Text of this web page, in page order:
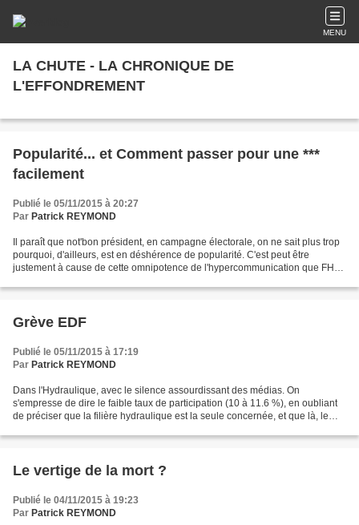
MENU
LA CHUTE - LA CHRONIQUE DE
L'EFFONDREMENT
Popularité... et Comment passer pour une ***
facilement
Publié le 05/11/2015 à 20:27
Par Patrick REYMOND
Il paraît que not'bon président, en campagne électorale, on ne sait plus trop
pourquoi, d'ailleurs, est en déshérence de popularité. C'est peut être
justement à cause de cette omnipotence de l'hypercommunication que FH
Grève EDF
Publié le 05/11/2015 à 17:19
Par Patrick REYMOND
Dans l'Hydraulique, avec le silence assourdissant des médias. On
s'empresse de dire le faible taux de participation (10 à 11.6 %), en oubliant
de préciser que la filière hydraulique est la seule concernée, et que là, le
Le vertige de la mort ?
Publié le 04/11/2015 à 19:23
Par Patrick REYMOND